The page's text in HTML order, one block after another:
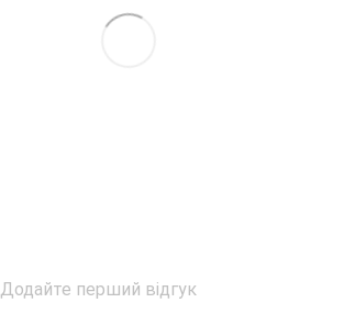
Додайте перший відгук